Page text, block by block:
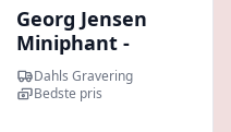
Georg Jensen
Miniphant -
Blueberry
Sprinkle
Dahls Gravering
Bedste pris